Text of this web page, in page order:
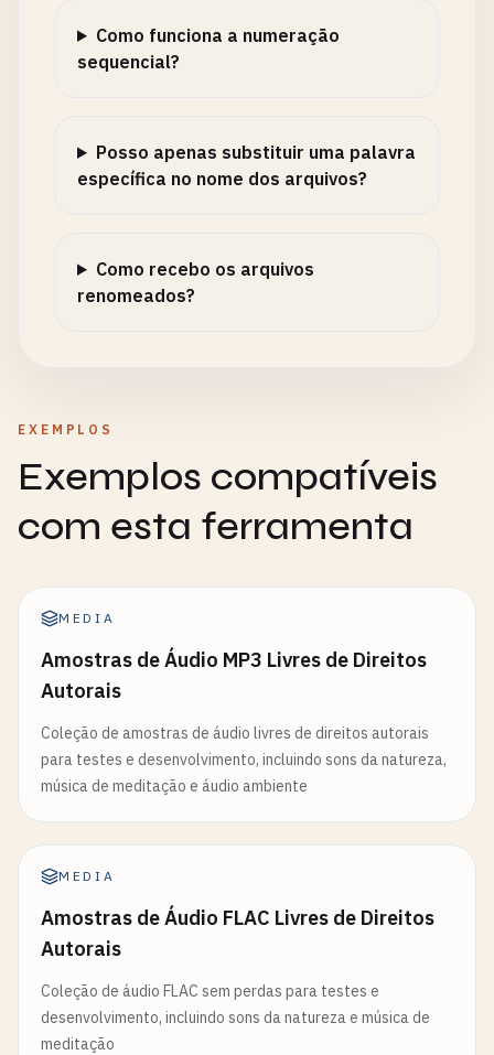
Como funciona a numeração
sequencial?
Posso apenas substituir uma palavra
específica no nome dos arquivos?
Como recebo os arquivos
renomeados?
EXEMPLOS
Exemplos compatíveis
com esta ferramenta
MEDIA
Amostras de Áudio MP3 Livres de Direitos
Autorais
Coleção de amostras de áudio livres de direitos autorais
para testes e desenvolvimento, incluindo sons da natureza,
música de meditação e áudio ambiente
MEDIA
Amostras de Áudio FLAC Livres de Direitos
Autorais
Coleção de áudio FLAC sem perdas para testes e
desenvolvimento, incluindo sons da natureza e música de
meditação